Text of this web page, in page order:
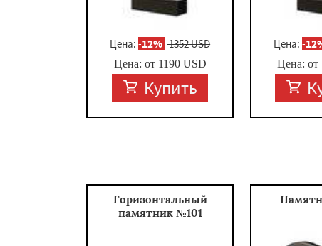
Цена:-12% 1352 USD
Цена: от 1190USD
Купить
Цена: -
Цена: от
Горизонтальный
памятник №101